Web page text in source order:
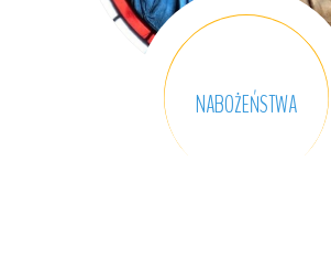
Oto słowo Pańskie
NABOŻEŃSTWA